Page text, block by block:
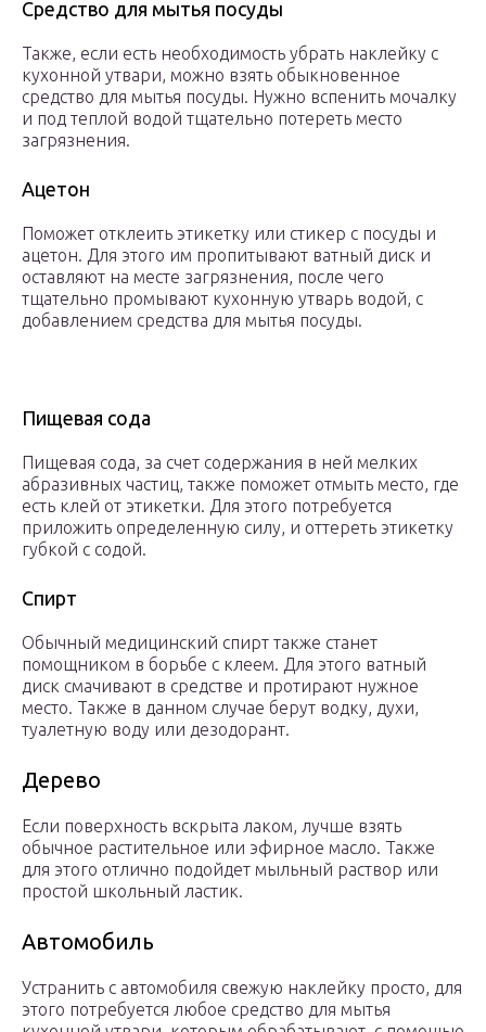
Средство для мытья посуды
Также, если есть необходимость убрать наклейку с
кухонной утвари, можно взять обыкновенное
средство для мытья посуды. Нужно вспенить мочалку
и под теплой водой тщательно потереть место
загрязнения.
Ацетон
Поможет отклеить этикетку или стикер с посуды и
ацетон. Для этого им пропитывают ватный диск и
оставляют на месте загрязнения, после чего
тщательно промывают кухонную утварь водой, с
добавлением средства для мытья посуды.
Пищевая сода
Пищевая сода, за счет содержания в ней мелких
абразивных частиц, также поможет отмыть место, где
есть клей от этикетки. Для этого потребуется
приложить определенную силу, и оттереть этикетку
губкой с содой.
Спирт
Обычный медицинский спирт также станет
помощником в борьбе с клеем. Для этого ватный
диск смачивают в средстве и протирают нужное
место. Также в данном случае берут водку, духи,
туалетную воду или дезодорант.
Дерево
Если поверхность вскрыта лаком, лучше взять
обычное растительное или эфирное масло. Также
для этого отлично подойдет мыльный раствор или
простой школьный ластик.
Автомобиль
Устранить с автомобиля свежую наклейку просто, для
этого потребуется любое средство для мытья